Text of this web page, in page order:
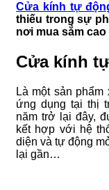
Cửa kính tự
thiếu trong sự
nơi mua sắm
Cửa kính
Là một sản
ứng dụng tại thị
năm trở lại đây,
kết hợp với hệ
diện và tự động
lại gần…